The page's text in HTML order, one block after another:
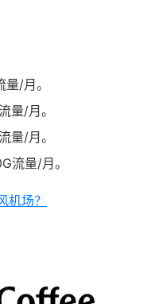
/月。
量/月。
量/月。
流量/月。
机场？